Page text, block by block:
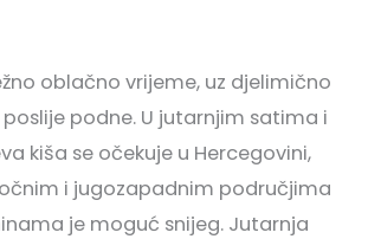
oblačno vrijeme, uz djelimično
podne. U jutarnjim satima i
kiša se očekuje u Hercegovini,
i jugozapadnim područjima
je moguć snijeg. Jutarnja